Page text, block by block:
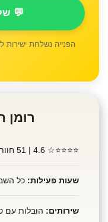
💬
הפנייה נשלחת ישירות
רומן
⭐⭐⭐⭐☆ 4.6 | 51 חוות דעת
שעות פעילות: כל השבוע:
שירותים: הובלות עם